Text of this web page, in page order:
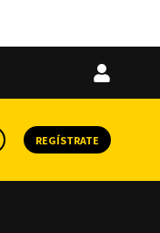
Iniciar
REGÍSTRATE